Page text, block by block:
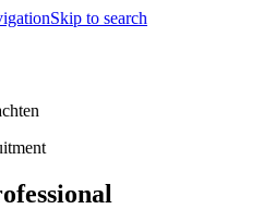
Skip to search